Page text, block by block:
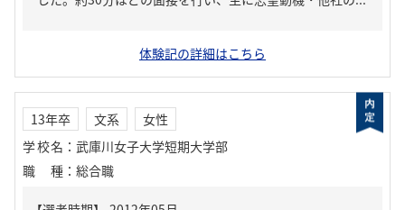
体験記の詳細はこちら
13年卒 文系
女性
学校名 ： 武庫川女子大学短期大学部
職種 ： 総合職